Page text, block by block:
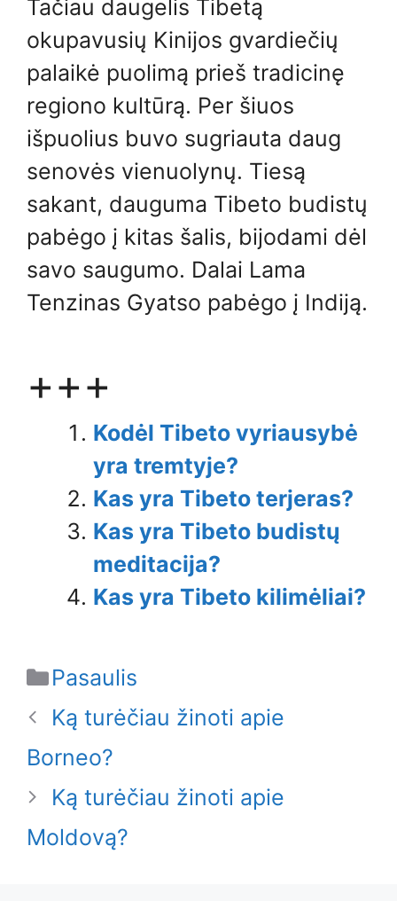
Tačiau daugelis Tibetą
okupavusių Kinijos gvardiečių
palaikė puolimą prieš tradicinę
regiono kultūrą. Per šiuos
išpuolius buvo sugriauta daug
senovės vienuolynų. Tiesą
sakant, dauguma Tibeto budistų
pabėgo į kitas šalis, bijodami dėl
savo saugumo. Dalai Lama
Tenzinas Gyatso pabėgo į Indiją.
+++
Kodėl Tibeto vyriausybė
yra tremtyje?
Kas yra Tibeto terjeras?
Kas yra Tibeto budistų
meditacija?
Kas yra Tibeto kilimėliai?
Categories
Pasaulis
Ką turėčiau žinoti apie
Borneo?
Ką turėčiau žinoti apie
Moldovą?